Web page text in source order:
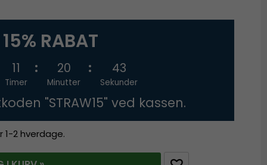
15% RABAT
11
Timer
20
Minutter
42
Sekunder
"STRAW15" ved kassen.
1-2 hverdage.